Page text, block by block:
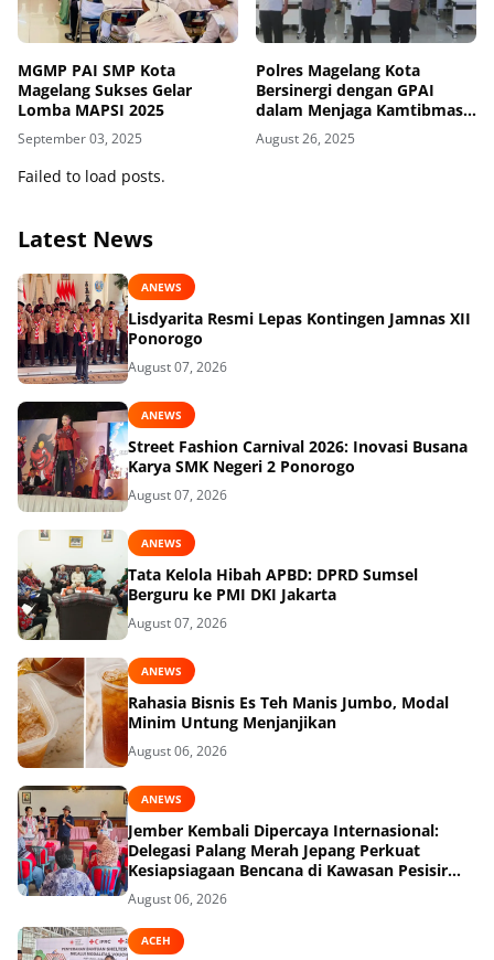
MGMP PAI SMP Kota
Magelang Sukses Gelar
Lomba MAPSI 2025
September 03, 2025
Polres Magelang Kota
Bersinergi dengan GPAI
dalam Menjaga Kamtibmas
Sekolah
August 26, 2025
Failed to load posts.
Latest News
ANEWS
Lisdyarita Resmi Lepas Kontingen Jamnas XII
Ponorogo
August 07, 2026
ANEWS
Street Fashion Carnival 2026: Inovasi Busana
Karya SMK Negeri 2 Ponorogo
August 07, 2026
ANEWS
Tata Kelola Hibah APBD: DPRD Sumsel
Berguru ke PMI DKI Jakarta
August 07, 2026
ANEWS
Rahasia Bisnis Es Teh Manis Jumbo, Modal
Minim Untung Menjanjikan
August 06, 2026
ANEWS
Jember Kembali Dipercaya Internasional:
Delegasi Palang Merah Jepang Perkuat
Kesiapsiagaan Bencana di Kawasan Pesisir
dan Sekolah
August 06, 2026
ACEH